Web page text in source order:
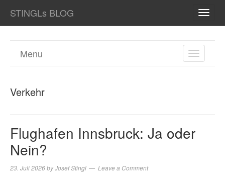
STINGLs BLOG
TOGGLE
Menu
Verkehr
Flughafen Innsbruck: Ja oder
Nein?
23. Juli 2026byJosef Stingl Leave a Comment